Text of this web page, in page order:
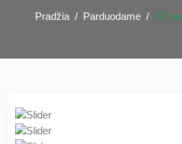
Pradžia Parduodame 20′